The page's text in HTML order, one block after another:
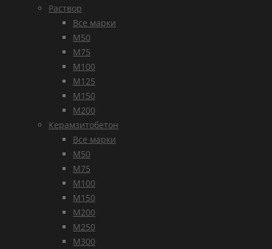
Раствор
Все марки
М50
М75
М100
М125
М150
М200
Керамзитобетон
Все марки
М50
М75
М100
М150
М200
М250
М300